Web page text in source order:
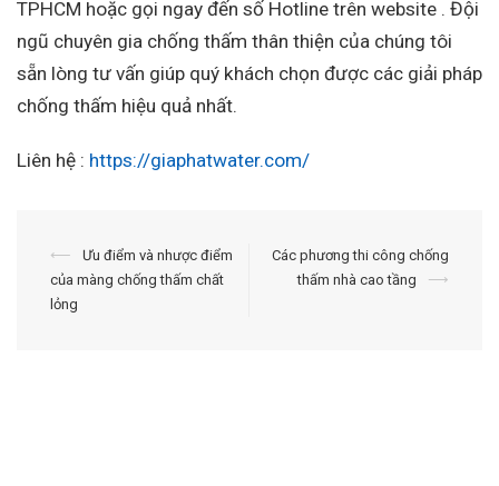
TPHCM hoặc gọi ngay đến số Hotline trên website . Đội
ngũ chuyên gia chống thấm thân thiện của chúng tôi
sẵn lòng tư vấn giúp quý khách chọn được các giải pháp
chống thấm hiệu quả nhất.
Liên hệ : https://giaphatwater.com/
Điều
hướng
⟵
Ưu điểm và nhược điểm
của màng chống thấm chất
lỏng
Các phương thi công chống
thấm nhà cao tầng
⟶